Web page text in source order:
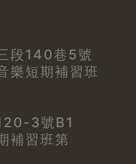
段140巷5號
樂短期補習班
3號B1
補習班第